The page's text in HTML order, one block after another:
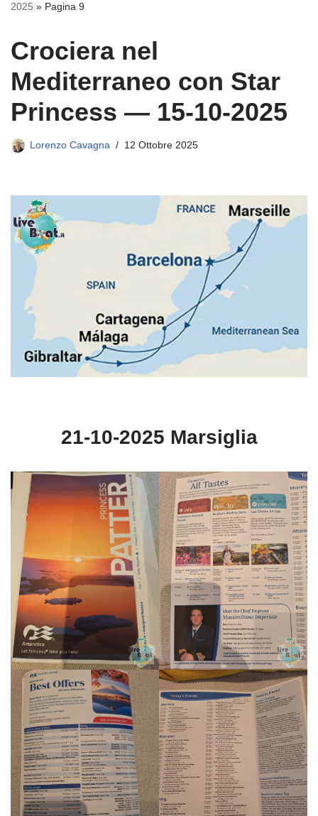
2025 » Pagina 9
Crociera nel
Mediterraneo con Star
Princess — 15-10-2025
Lorenzo Cavagna 12 Ottobre 2025
21-10-2025 Marsiglia